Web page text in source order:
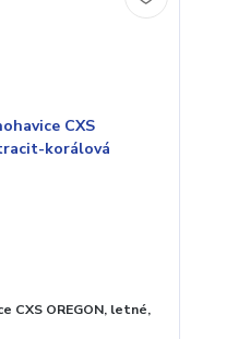
CXS OREGON, letné,